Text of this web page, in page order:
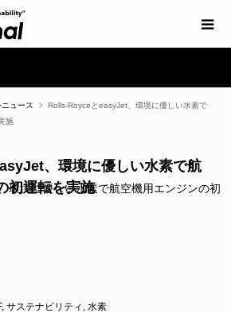
ュース
Rolls-RoyceとeasyJet、環境に優しい水素で
施
、環境に優しい水素で航
初運転を実施
, サステナビリティ , 水素